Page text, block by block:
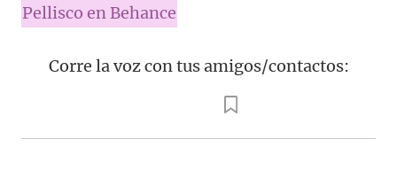
Pellisco en Behance
Corre la voz con tus amigos/contactos: